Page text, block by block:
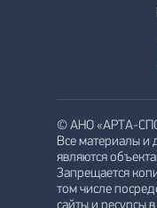
© АНО «АРТА-
Все материалы и
являются
Запрещается
том числе
сайты и ресурсы